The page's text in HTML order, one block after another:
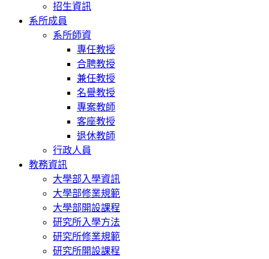
招生資訊
系所成員
系所師資
專任教授
合聘教授
兼任教授
名譽教授
專案教師
客座教授
退休教師
行政人員
教務資訊
大學部入學資訊
大學部修業規範
大學部開設課程
研究所入學方法
研究所修業規範
研究所開設課程